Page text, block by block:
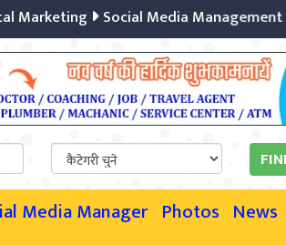
Social Media Management
Media Manager Photos News